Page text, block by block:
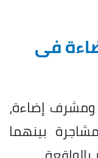
فى
إضاءة،
بينهما